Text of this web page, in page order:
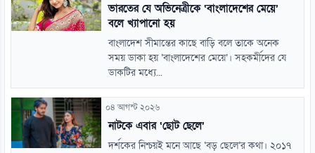
ভারতের যে অভিনেত্রীকে ‘বাংলাদেশের মেয়ে’
বলে খ্যাপানো হয়
বাংলাদেশ সীমান্তের কাছে বাড়ি বলে তাকে অনেক
সময় ডাকা হয় ‘বাংলাদেশের মেয়ে’। সহকর্মীদের যে
ডাকটির মধ্যে...
০৪ আগস্ট ২০২৬
নাটকে এবার ‘ছোট ছেলে’
দর্শকের নিশ্চয়ই মনে আছে ‘বড় ছেলে’র কথা। ২০১৭